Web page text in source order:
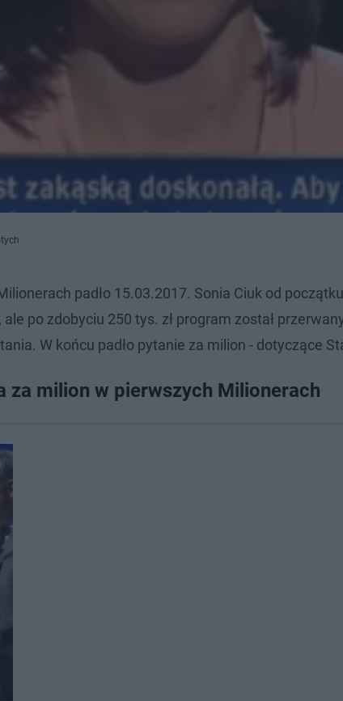
padło 15.03.2017. Sonia Ciuk od
po zdobyciu 250 tys. zł program został
W końcu padło pytanie za milion - dotyczące
za milion w pierwszych Milionerach